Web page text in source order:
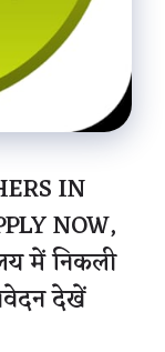
IN
NOW,
में निकली
देखें